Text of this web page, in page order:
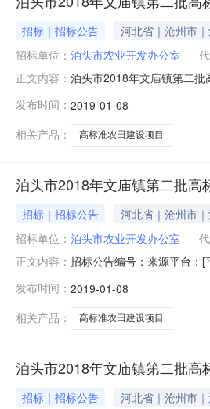
招标｜招标公告 河北省｜沧州市
招标单位： 泊头市农业开发办公室
正文内容： 泊头市2018年文庙镇第二
目业主为泊头市农业开发办
行公开招标
发布时间： 2019-01-08
相关产品：
高标准农田建设项目
泊头市2018年文庙镇第二批
招标｜招标公告 河北省｜沧州市
招标单位： 泊头市农业开发办公室
正文内容： 招标公告编号：来源平台：
农业所属地区：沧州市-泊
项
发布时间： 2019-01-08
相关产品：
高标准农田建设项目
泊头市2018年文庙镇第二批
招标｜招标公告 河北省｜沧州市